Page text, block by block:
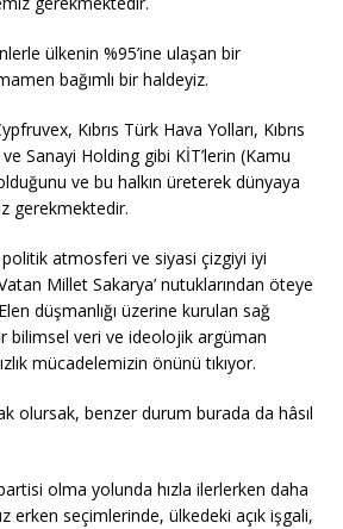
ülkenin %95’ine ulaşan bir
bağımlı bir haldeyiz.
Kıbrıs Türk Hava Yolları, Kıbrıs
Sanayi Holding gibi KİT’lerin (Kamu
ve bu halkın üreterek dünyaya
gerekmektedir.
atmosferi ve siyasi çizgiyi iyi
Millet Sakarya’ nutuklarından öteye
düşmanlığı üzerine kurulan sağ
bilimsel veri ve ideolojik argüman
mücadelemizin önünü tıkıyor.
olursak, benzer durum burada da hâsıl
olma yolunda hızla ilerlerken daha
erken seçimlerinde, ülkedeki açık işgali,